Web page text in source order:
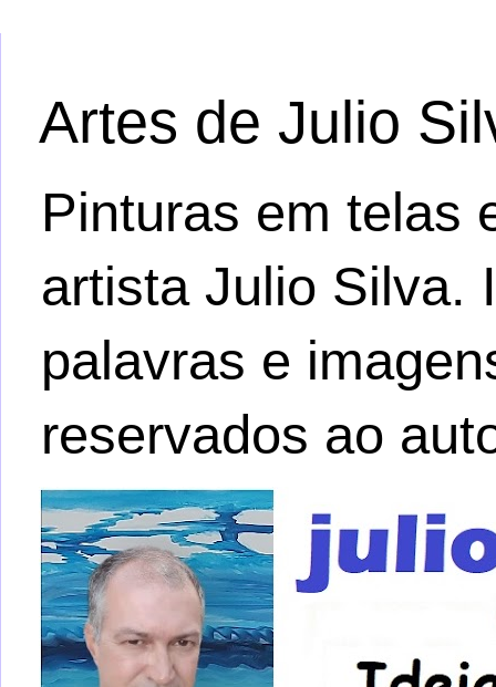
Artes de Julio
Pinturas em telas
artista Julio Silva.
palavras e
reservados ao